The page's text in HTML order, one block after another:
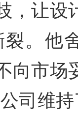
，让设
裂。他
向市场
司维